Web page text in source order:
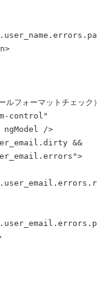
ルフォーマットチェッ
control"
ngModel />
&&